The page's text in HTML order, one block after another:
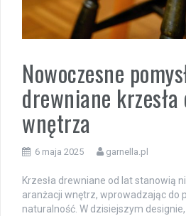
Nowoczesne
drewniane krzesła
wnętrza
6 maja 2025 garnella.pl
Krzesła drewniane od lat stanowią
aranżacji wnętrz, wprowadzając do
naturalność. W dzisiejszym